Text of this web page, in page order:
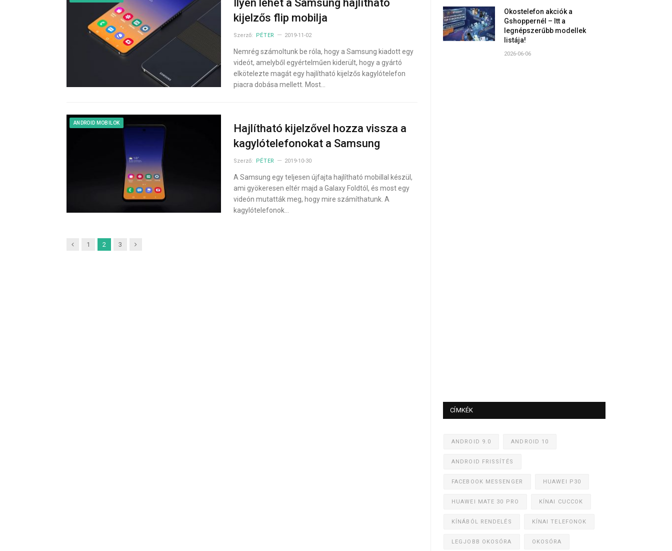
Ilyen lehet a Samsung hajlítható
kijelzős flip mobilja
Szerző: PÉTER 2019-11-02
Nemrég számoltunk be róla, hogy a Samsung kiadott egy
videót, amelyből egyértelműen kiderült, hogy a gyártó
elkötelezte magát egy hajlítható kijelzős kagylótelefon
piacra dobása mellett. Most…
ANDROID MOBILOK
Hajlítható kijelzővel hozza vissza a
kagylótelefonokat a Samsung
Szerző: PÉTER 2019-10-30
A Samsung egy teljesen újfajta hajlítható mobillal készül,
ami gyökeresen eltér majd a Galaxy Foldtól, és most egy
videón mutatták meg, hogy mire számíthatunk. A
kagylótelefonok…
Previous
1 2 3 Next
Okostelefon akciók a
Gshoppernél – Itt a
legnépszerűbb modellek
listája!
2026-06-06
CÍMKÉK
ANDROID 9.0 ANDROID 10
ANDROID FRISSÍTÉS
FACEBOOK MESSENGER HUAWEI P30
HUAWEI MATE 30 PRO KÍNAI CUCCOK
KÍNÁBÓL RENDELÉS KÍNAI TELEFONOK
LEGJOBB OKOSÓRA OKOSÓRA